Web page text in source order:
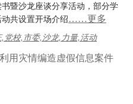
书暨沙龙座谈分享活动，部分学
共设置开场介绍……更多
,党校,市委,沙龙,力量,活动